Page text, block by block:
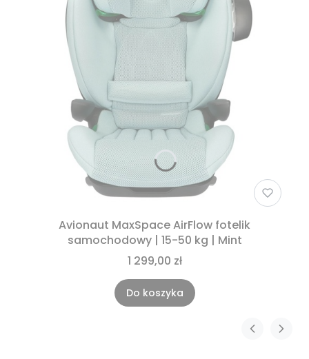
Avionaut MaxSpace AirFlow fotelik
samochodowy | 15-50 kg | Mint
1 299,00 zł
Do koszyka